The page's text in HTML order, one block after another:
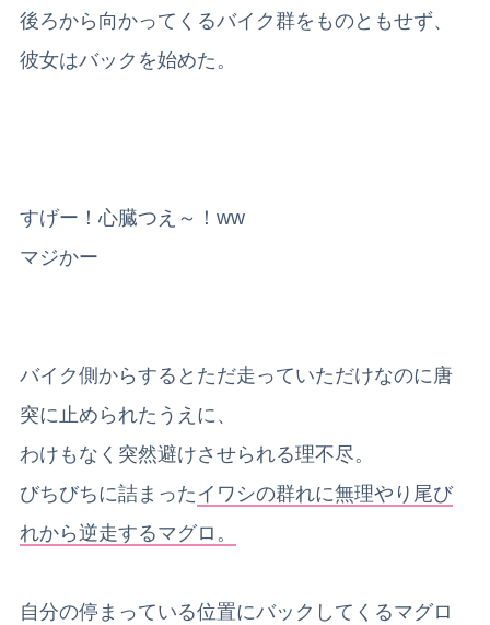
後ろから向かってくるバイク群をものともせず、
彼女はバックを始めた。
すげー！心臓つえ～！ww
マジかー
バイク側からするとただ走っていただけなのに唐
突に止められたうえに、
わけもなく突然避けさせられる理不尽。
びちびちに詰まった イワシの群れに無理やり尾び
れから逆走するマグロ。
自分の停まっている位置にバックしてくるマグロ